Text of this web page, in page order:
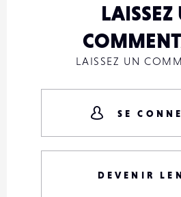
LAISSEZ
LAISSEZ UN
SE
DEVENIR